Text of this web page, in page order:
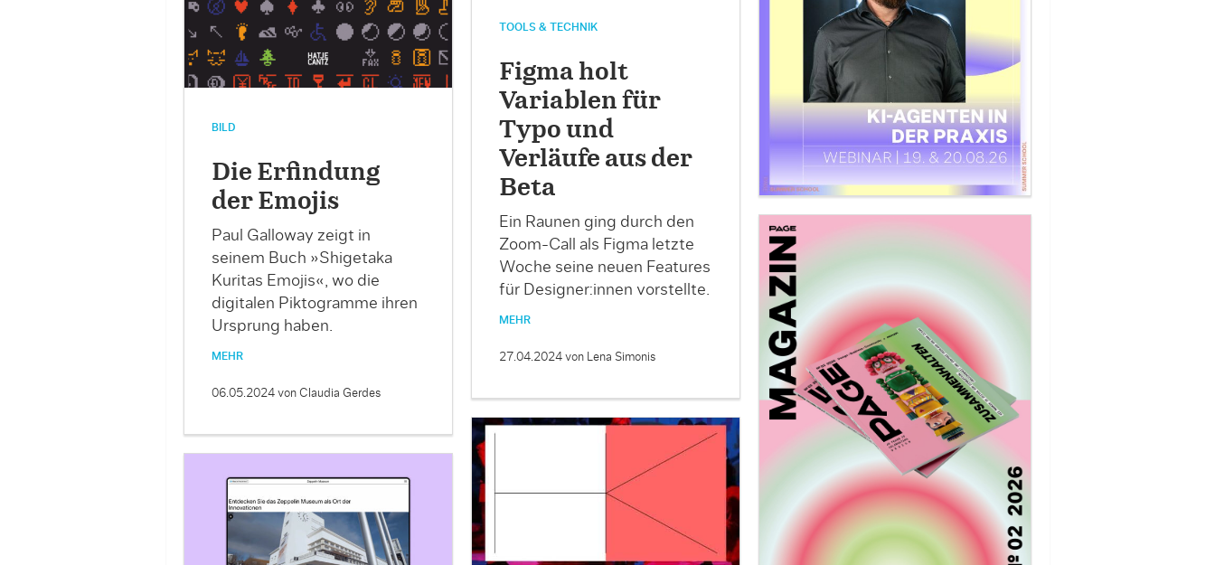
BILD
Die Erfindung
der Emojis
Paul Galloway zeigt in
seinem Buch »Shigetaka
Kuritas Emojis«, wo die
digitalen Piktogramme ihren
Ursprung haben.
MEHR
06.05.2024 von Claudia Gerdes
TOOLS & TECHNIK
Figma holt
Variablen für
Typo und
Verläufe aus der
Beta
Ein Raunen ging durch den
Zoom-Call als Figma letzte
Woche seine neuen Features
für Designer:innen vorstellte.
MEHR
27.04.2024 von Lena Simonis